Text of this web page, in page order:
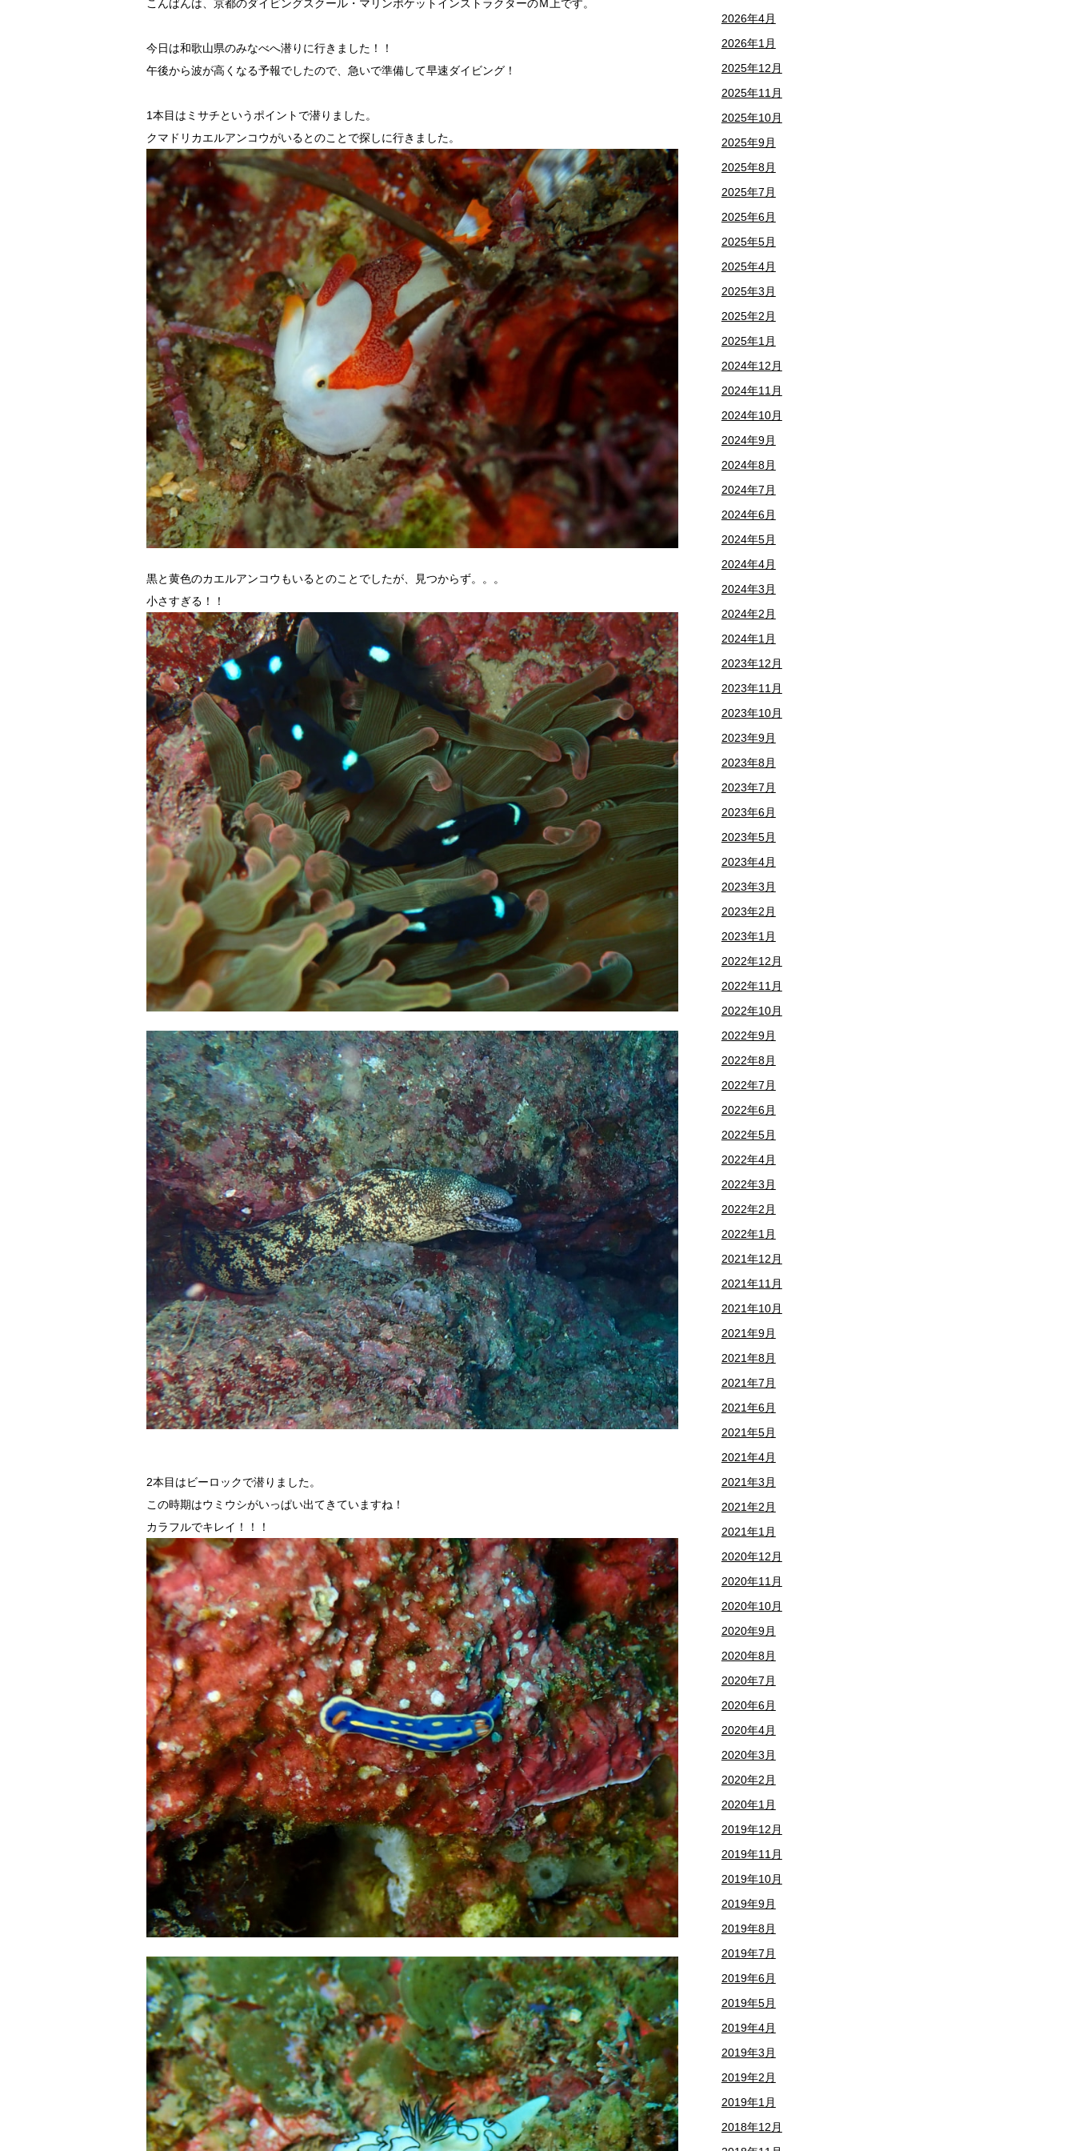
こんばんは、京都のダイビングスクール・マリンポケットインストラクターのＭ上です。
今日は和歌山県のみなべへ潜りに行きました！！
午後から波が高くなる予報でしたので、急いで準備して早速ダイビング！
1本目はミサチというポイントで潜りました。
クマドリカエルアンコウがいるとのことで探しに行きました。
黒と黄色のカエルアンコウもいるとのことでしたが、見つからず。。。
小さすぎる！！
2本目はビーロックで潜りました。
この時期はウミウシがいっぱい出てきていますね！
カラフルでキレイ！！！
2026年4月
2026年1月
2025年12月
2025年11月
2025年10月
2025年9月
2025年8月
2025年7月
2025年6月
2025年5月
2025年4月
2025年3月
2025年2月
2025年1月
2024年12月
2024年11月
2024年10月
2024年9月
2024年8月
2024年7月
2024年6月
2024年5月
2024年4月
2024年3月
2024年2月
2024年1月
2023年12月
2023年11月
2023年10月
2023年9月
2023年8月
2023年7月
2023年6月
2023年5月
2023年4月
2023年3月
2023年2月
2023年1月
2022年12月
2022年11月
2022年10月
2022年9月
2022年8月
2022年7月
2022年6月
2022年5月
2022年4月
2022年3月
2022年2月
2022年1月
2021年12月
2021年11月
2021年10月
2021年9月
2021年8月
2021年7月
2021年6月
2021年5月
2021年4月
2021年3月
2021年2月
2021年1月
2020年12月
2020年11月
2020年10月
2020年9月
2020年8月
2020年7月
2020年6月
2020年4月
2020年3月
2020年2月
2020年1月
2019年12月
2019年11月
2019年10月
2019年9月
2019年8月
2019年7月
2019年6月
2019年5月
2019年4月
2019年3月
2019年2月
2019年1月
2018年12月